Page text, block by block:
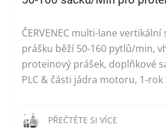
ČERVENEC multi-lane
prášku běží 50-160 pytlů/min,
proteinový prášek, doplňkové
PLC & části jádra motoru, 1-rok
PŘEČTĚTE SI VÍCE